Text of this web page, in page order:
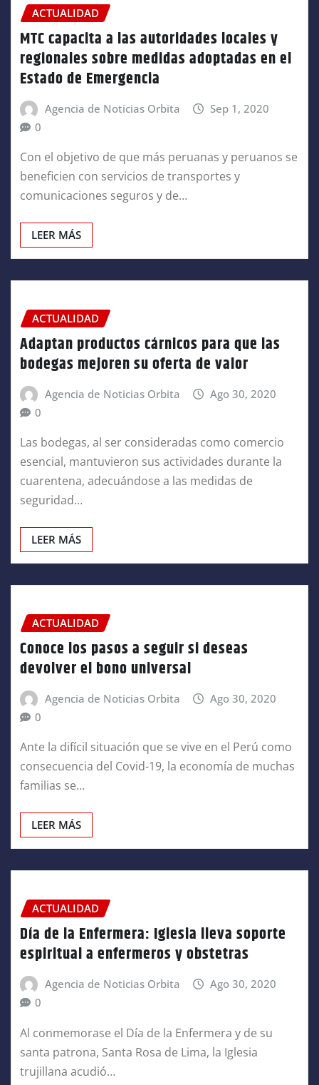
ACTUALIDAD
MTC capacita a las autoridades locales y
regionales sobre medidas adoptadas en el
Estado de Emergencia
Agencia de Noticias Orbita
Sep 1, 2020
0
Con el objetivo de que más peruanas y peruanos se
beneficien con servicios de transportes y
comunicaciones seguros y de…
LEER MÁS
ACTUALIDAD
Adaptan productos cárnicos para que las
bodegas mejoren su oferta de valor
Agencia de Noticias Orbita
Ago 30, 2020
0
Las bodegas, al ser consideradas como comercio
esencial, mantuvieron sus actividades durante la
cuarentena, adecuándose a las medidas de
seguridad…
LEER MÁS
ACTUALIDAD
Conoce los pasos a seguir si deseas
devolver el bono universal
Agencia de Noticias Orbita
Ago 30, 2020
0
Ante la difícil situación que se vive en el Perú como
consecuencia del Covid-19, la economía de muchas
familias se…
LEER MÁS
ACTUALIDAD
Día de la Enfermera: Iglesia lleva soporte
espiritual a enfermeros y obstetras
Agencia de Noticias Orbita
Ago 30, 2020
0
Al conmemorase el Día de la Enfermera y de su
santa patrona, Santa Rosa de Lima, la Iglesia
trujillana acudió…